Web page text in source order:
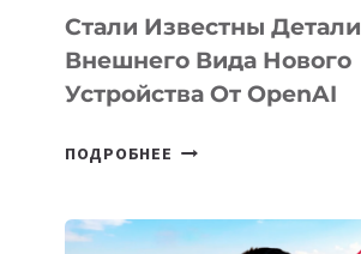
Стали Известны Детали
Внешнего Вида Нового
Устройства От OpenAI
ПОДРОБНЕЕ СТАЛИ
ВНЕШНЕГО